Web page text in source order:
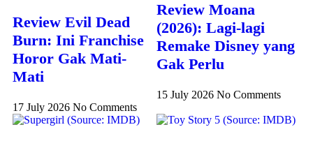
Review Evil Dead
Burn: Ini Franchise
Horor Gak Mati-
Mati
17 July 2026 No Comments
Review Moana
(2026): Lagi-lagi
Remake Disney yang
Gak Perlu
15 July 2026 No Comments